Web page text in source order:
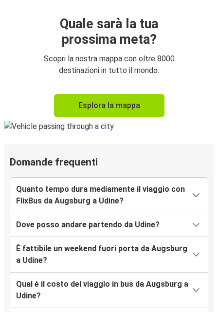
Quale sarà la tua
prossima meta?
Scopri la nostra mappa con oltre 8000
destinazioni in tutto il mondo.
Esplora la mappa
Domande frequenti
Quanto tempo dura mediamente il viaggio con
FlixBus da Augsburg a Udine?
Dove posso andare partendo da Udine?
È fattibile un weekend fuori porta da Augsburg
a Udine?
Qual è il costo del viaggio in bus da Augsburg a
Udine?